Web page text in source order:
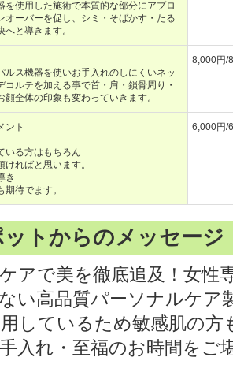
を使用した施術で本質的な部分にアプロ
オーバーを促し、シミ・そばかす・たる
と導きます。
ルス機器を使いお手入れのしにくいネッ
コルテを加える事で首・肩・鎖骨周り・
全体の印象も変わっていきます。
8,000円/
ント
いる方はもちろん
ればと思います。
き
待でます。
6,000円/
トからのメッセージ
アで美を徹底追及！女性
い高品質パーソナルケア
しているため敏感肌の
入れ・至福のお時間をご